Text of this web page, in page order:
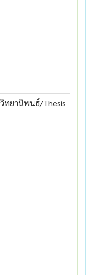
วิทยานิพนธ์/Thesis